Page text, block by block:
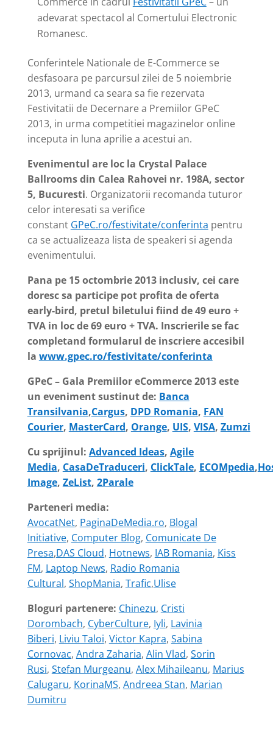
adevarat spectacol al Comertului Electronic
Romanesc.
Conferintele Nationale de E-Commerce se
desfasoara pe parcursul zilei de 5 noiembrie
2013, urmand ca seara sa fie rezervata
Festivitatii de Decernare a Premiilor GPeC
2013, in urma competitiei magazinelor online
inceputa in luna aprilie a acestui an.
Evenimentul are loc la Crystal Palace
Ballrooms din Calea Rahovei nr. 198A, sector
5, Bucuresti. Organizatorii recomanda tuturor
celor interesati sa verifice
constant GPeC.ro/festivitate/conferinta pentru
ca se actualizeaza lista de speakeri si agenda
evenimentului.
Pana pe 15 octombrie 2013 inclusiv, cei care
doresc sa participe pot profita de oferta
early-bird, pretul biletului fiind de 49 euro +
TVA in loc de 69 euro + TVA. Inscrierile se fac
completand formularul de inscriere accesibil
la www.gpec.ro/festivitate/conferinta
GPeC – Gala Premiilor eCommerce 2013 este
un eveniment sustinut de: Banca
Transilvania,Cargus, DPD Romania, FAN
Courier, MasterCard, Orange, UIS, VISA, Zumzi
Cu sprijinul: Advanced Ideas, Agile
Media, CasaDeTraduceri, ClickTale, ECOMpedia,
Image, ZeList, 2Parale
Parteneri media:
AvocatNet, PaginaDeMedia.ro, Blogal
Initiative, Computer Blog, Comunicate De
Presa,DAS Cloud, Hotnews, IAB Romania, Kiss
FM, Laptop News, Radio Romania
Cultural, ShopMania, Trafic,Ulise
Bloguri partenere: Chinezu, Cristi
Dorombach, CyberCulture, Iyli, Lavinia
Biberi, Liviu Taloi, Victor Kapra, Sabina
Cornovac, Andra Zaharia, Alin Vlad, Sorin
Rusi, Stefan Murgeanu, Alex Mihaileanu, Marius
Calugaru, KorinaMS, Andreea Stan, Marian
Dumitru